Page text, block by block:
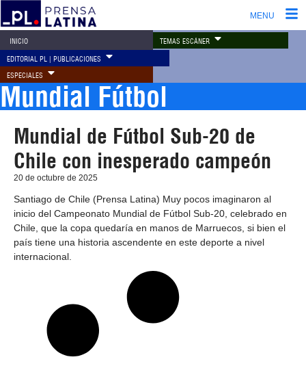
MENU
INICIO TEMAS ESCÁNER
EDITORIAL PL | PUBLICACIONES
ESPECIALES
Mundial Fútbol
Mundial de Fútbol Sub-20 de
Chile con inesperado campeón
20 de octubre de 2025
Santiago de Chile (Prensa Latina) Muy pocos imaginaron al
inicio del Campeonato Mundial de Fútbol Sub-20, celebrado en
Chile, que la copa quedaría en manos de Marruecos, si bien el
país tiene una historia ascendente en este deporte a nivel
internacional.